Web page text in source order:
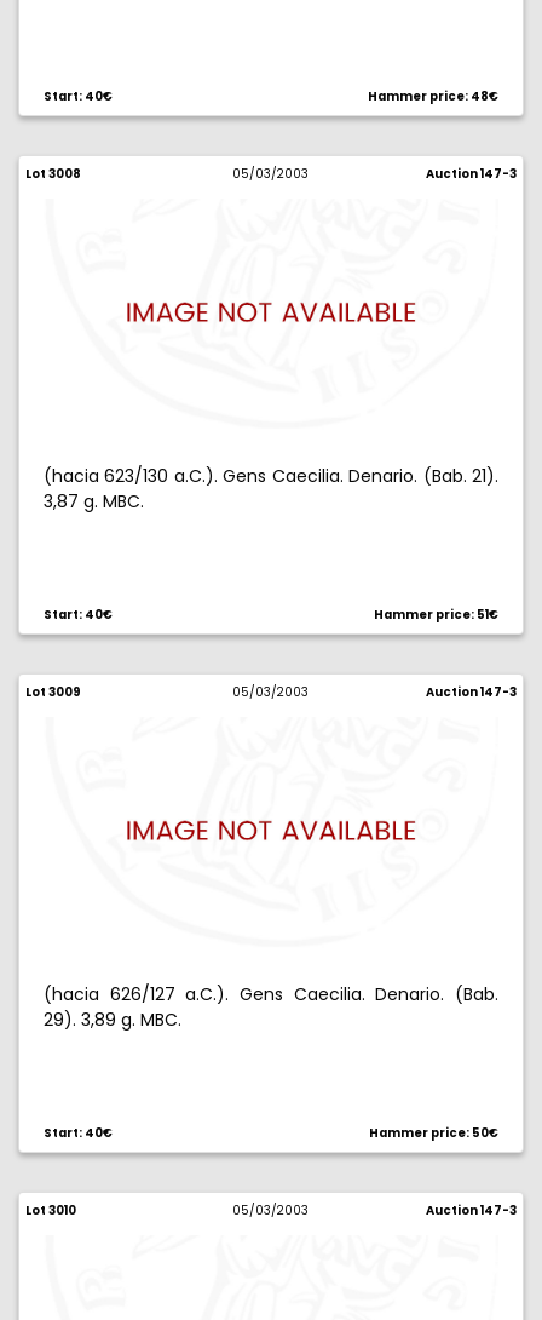
Start: 40€ Hammer price: 48€
Lot 3008 05/03/2003 Auction 147-3
(hacia 623/130 a.C.). Gens Caecilia. Denario. (Bab. 21).
3,87 g. MBC.
Start: 40€ Hammer price: 51€
Lot 3009 05/03/2003 Auction 147-3
(hacia 626/127 a.C.). Gens Caecilia. Denario. (Bab.
29). 3,89 g. MBC.
Start: 40€ Hammer price: 50€
Lot 3010 05/03/2003 Auction 147-3